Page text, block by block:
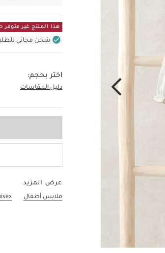
هذا المنتج غير متوفر
شحن مجاني للطلبات التي تزيد عن
اختر بحجم:
دليل المقاسات
18-24 Months
عرض المزيد
ملابس أطفال